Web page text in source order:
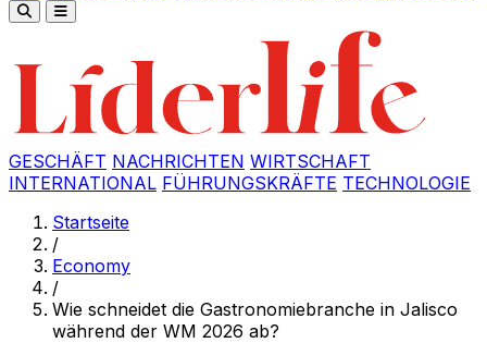
GESCHÄFT NACHRICHTEN WIRTSCHAFT
INTERNATIONAL FÜHRUNGSKRÄFTE TECHNOLOGIE
Startseite
/
Economy
/
Wie schneidet die Gastronomiebranche in Jalisco
während der WM 2026 ab?